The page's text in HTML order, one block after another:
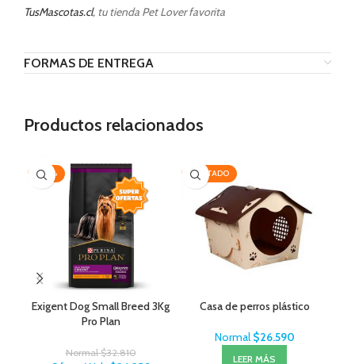
TusMascotas.cl, tu tienda Pet Lover favorita
FORMAS DE ENTREGA
Productos relacionados
-20%
Exigent Dog Small Breed 3Kg
Pro Plan
Normal$32.810
AGOTADO
Casa de perros plástico
Normal $26.590
LEER MÁS